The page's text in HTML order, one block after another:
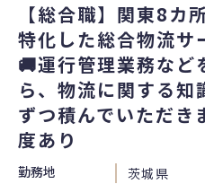
【総合職】関東8カ
特化した総合物流サ
🚚運行管理業務など
ら、物流に関する知
ずつ積んでいただき
度あり
勤務地
茨城県